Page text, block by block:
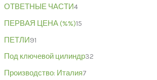
ОТВЕТНЫЕ ЧАСТИ4
ПЕРВАЯ ЦЕНА (%%)15
ПЕТЛИ91
Под ключевой цилиндр32
Производство: Италия7